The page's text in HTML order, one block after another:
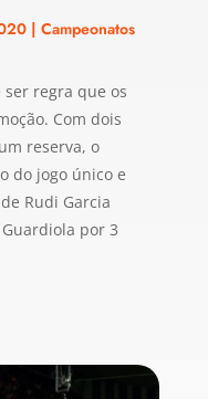
| Campeonatos
regra que os
Com dois
reserva, o
do jogo único e
Rudi Garcia
por 3